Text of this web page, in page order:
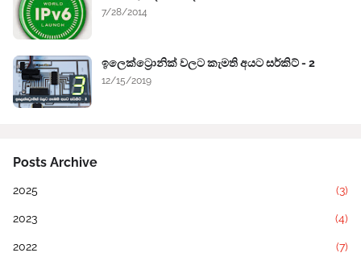
7/28/2014
ඉලෙක්ට්‍රොනික් වලට කැමති අයට සර්කිට් - 2
12/15/2019
Posts Archive
2025 (3)
2023 (4)
2022 (7)